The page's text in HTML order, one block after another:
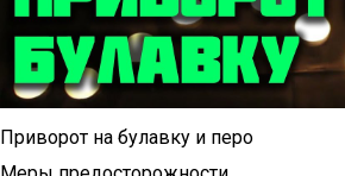
Приворот на булавку и перо